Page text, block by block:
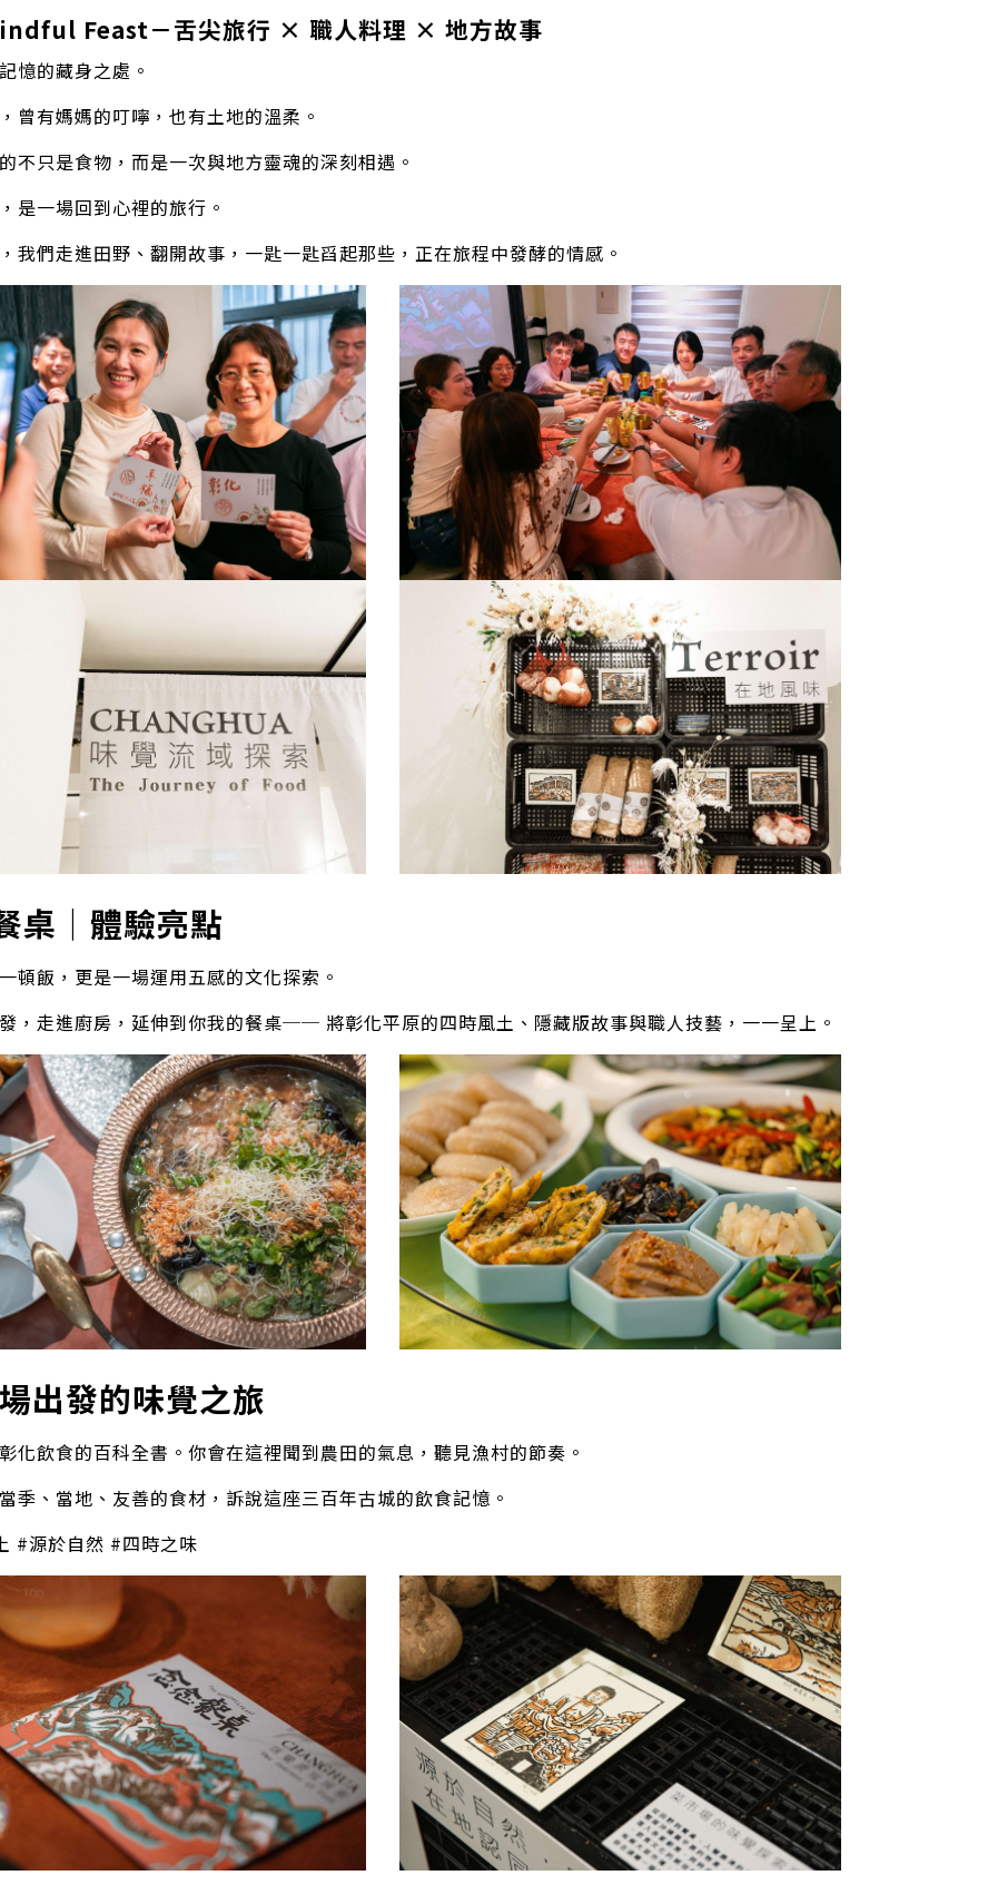
Feast－舌尖旅行 × 職人料理 × 地方故事
憶的藏身之處。
曾有媽媽的叮嚀，也有土地的溫柔。
不只是食物，而是一次與地方靈魂的深刻相遇。
是一場回到心裡的旅行。
我們走進田野、翻開故事，一匙一匙舀起那些，正在旅程中發酵的情感。
桌｜體驗亮點
頓飯，更是一場運用五感的文化探索。
，走進廚房，延伸到你我的餐桌── 將彰化平原的四時風土、隱藏版故事與職人技藝，一一呈上。
出發的味覺之旅
化飲食的百科全書。你會在這裡聞到農田的氣息，聽見漁村的節奏。
季、當地、友善的食材，訴說這座三百年古城的飲食記憶。
#源於自然 #四時之味